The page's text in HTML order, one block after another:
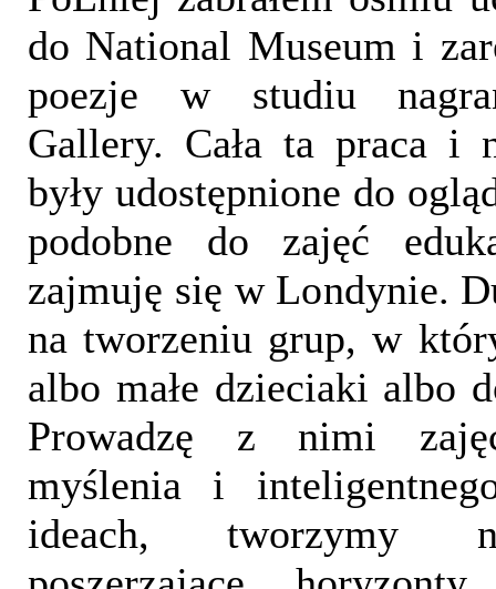
do National Museum i
poezje w studiu
Gallery. Cała ta praca i
były udostępnione do
podobne do zajęć
zajmuję się w Londynie.
na tworzeniu grup, w
albo małe dzieciaki albo
Prowadzę z nimi
myślenia i
ideach, tworzymy